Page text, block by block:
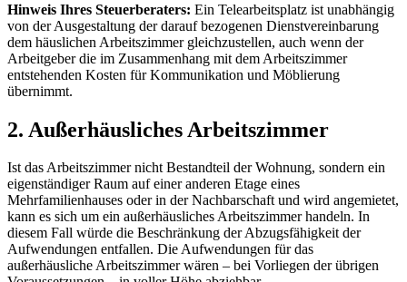
Hinweis Ihres Steuerberaters: Ein Telearbeitsplatz ist unabhängig
von der Ausgestaltung der darauf bezogenen Dienstvereinbarung
dem häuslichen Arbeitszimmer gleichzustellen, auch wenn der
Arbeitgeber die im Zusammenhang mit dem Arbeitszimmer
entstehenden Kosten für Kommunikation und Möblierung
übernimmt.
2. Außerhäusliches Arbeitszimmer
Ist das Arbeitszimmer nicht Bestandteil der Wohnung, sondern ein
eigenständiger Raum auf einer anderen Etage eines
Mehrfamilienhauses oder in der Nachbarschaft und wird angemietet,
kann es sich um ein außerhäusliches Arbeitszimmer handeln. In
diesem Fall würde die Beschränkung der Abzugsfähigkeit der
Aufwendungen entfallen. Die Aufwendungen für das
außerhäusliche Arbeitszimmer wären – bei Vorliegen der übrigen